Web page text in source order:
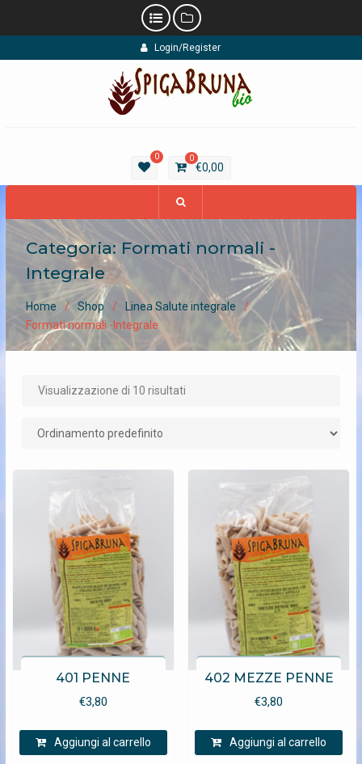
to
Login/Register
0 0
€0,00
Categoria: Formati normali -
Integrale
Home Shop
Linea Salute integrale
Formati normali -Integrale
Visualizzazione di 10 risultati
401 PENNE
€3,80
Aggiungi al carrello
402 MEZZE PENNE
€3,80
Aggiungi al carrello